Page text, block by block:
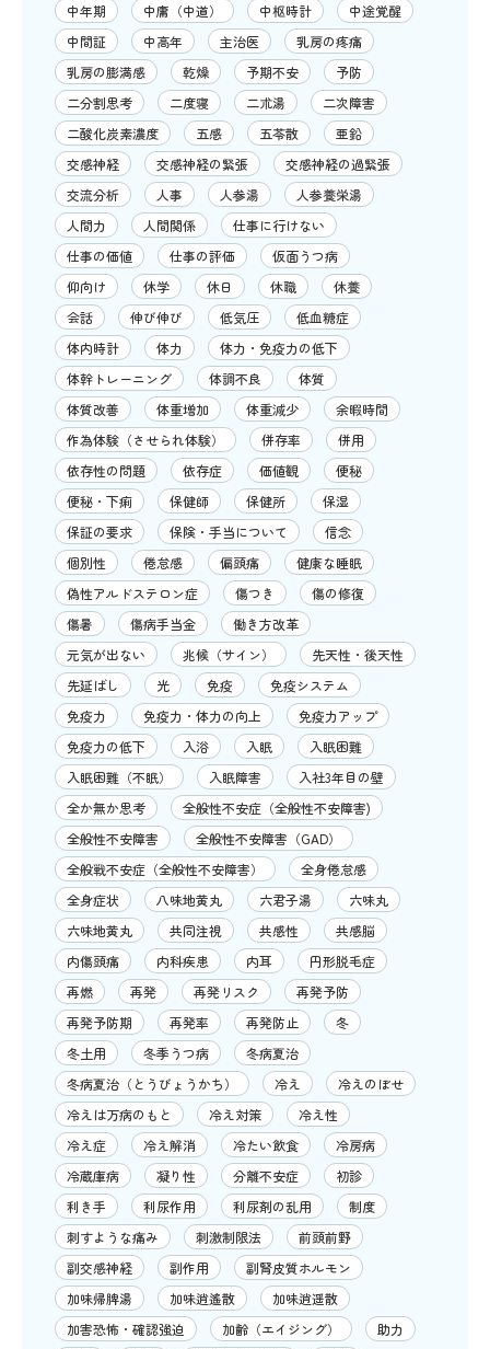
中年期
中庸（中道） 中枢時計
中途覚醒
中間証
中高年 主治医
乳房の疼痛
乳房の膨満感
乾燥 予期不安
予防
二分割思考
二度寝 二朮湯
二次障害
二酸化炭素濃度
五感 五苓散
亜鉛
交感神経
交感神経の緊張
交感神経の過緊張
交流分析
人事 人参湯
人参養栄湯
人間力
人間関係
仕事に行けない
仕事の価値
仕事の評価
仮面うつ病
仰向け
休学 休日 休職
休養
会話
伸び伸び 低気圧
低血糖症
体内時計
体力
体力・免疫力の低下
体幹トレーニング
体調不良
体質
体質改善
体重増加 体重減少
余暇時間
作為体験（させられ体験）
併存率
併用
依存性の問題
依存症 価値観
便秘
便秘・下痢
保健師 保健所
保湿
保証の要求
保険・手当について
信念
個別性
倦怠感 偏頭痛
健康な睡眠
偽性アルドステロン症
傷つき
傷の修復
傷暑
傷病手当金
働き方改革
元気が出ない
兆候（サイン）
先天性・後天性
先延ばし
光 免疫
免疫システム
免疫力
免疫力・体力の向上
免疫力アップ
免疫力の低下
入浴 入眠
入眠困難
入眠困難（不眠）
入眠障害
入社3年目の壁
全か無か思考
全般性不安症（全般性不安障害)
全般性不安障害
全般性不安障害（GAD）
全般戦不安症（全般性不安障害）
全身倦怠感
全身症状
八味地黄丸 六君子湯
六味丸
六味地黄丸
共同注視 共感性
共感脳
内傷頭痛
内科疾患 内耳
円形脱毛症
再燃
再発 再発リスク
再発予防
再発予防期
再発率 再発防止
冬
冬土用
冬季うつ病
冬病夏治
冬病夏治（とうびょうかち）
冷え
冷えのぼせ
冷えは万病のもと
冷え対策
冷え性
冷え症
冷え解消 冷たい飲食
冷房病
冷蔵庫病
凝り性 分離不安症
初診
利き手
利尿作用 利尿剤の乱用
制度
刺すような痛み
刺激制限法
前頭前野
副交感神経
副作用
副腎皮質ホルモン
加味帰脾湯
加味逍遙散
加味逍遥散
加害恐怖・確認強迫
加齢（エイジング）
助力